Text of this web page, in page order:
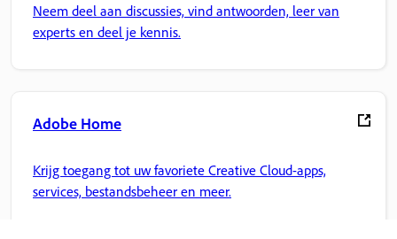
Neem deel aan discussies, vind antwoorden, leer van
experts en deel je kennis.
Adobe Home
Krijg toegang tot uw favoriete Creative Cloud-apps,
services, bestandsbeheer en meer.